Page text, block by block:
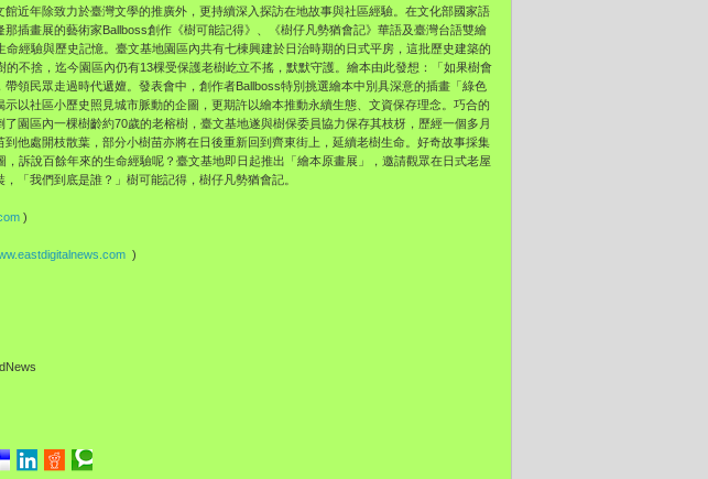
近年除致力於臺灣文學的推廣外，更持續深入探訪在地故事與社區經驗。在文化部國家語
插畫展的藝術家Ballboss創作《樹可能記得》、《樹仔凡勢猶會記》華語及臺灣台語雙繪
經驗與歷史記憶。臺文基地園區內共有七棟興建於日治時期的日式平房，這批歷史建築的
不捨，迄今園區內仍有13棵受保護老樹屹立不搖，默默守護。繪本由此發想：「如果樹會
領民眾走過時代遞嬗。發表會中，創作者Ballboss特別挑選繪本中別具深意的插畫「綠色
以社區小歷史照見城市脈動的企圖，更期許以繪本推動永續生態、文資保存理念。巧合的
園區內一棵樹齡約70歲的老榕樹，臺文基地遂與樹保委員協力保存其枝枒，歷經一個多月
他處開枝散葉，部分小樹苗亦將在日後重新回到齊東街上，延續老樹生命。好奇故事採集
訴說百餘年來的生命經驗呢？臺文基地即日起推出「繪本原畫展」，邀請觀眾在日式老屋
「我們到底是誰？」樹可能記得，樹仔凡勢猶會記。
)
)